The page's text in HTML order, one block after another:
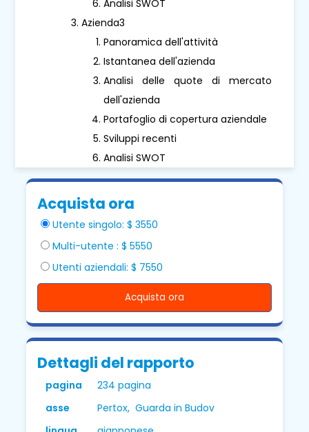
Analisi SWOT
Azienda3
Panoramica dell'attività
Istantanea dell'azienda
Analisi delle quote di mercato
dell'azienda
Portafoglio di copertura aziendale
Sviluppi recenti
Analisi SWOT
Acquista ora
Utente singolo: $ 3550
Multi-utente : $ 5550
Utenti aziendali: $ 7550
Acquista ora
Dettagli del rapporto
pagina
234 pagina
asse
Pertox, Guarda in Budov